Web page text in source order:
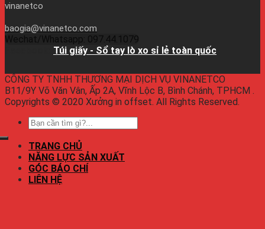
vinanetco
baogia@vinanetco.com
Wechat/Whatsapp: 097.44.1079
Túi giấy - Sổ tay lò xo sỉ lẻ toàn quốc
CÔNG TY TNHH THƯƠNG MẠI DỊCH VỤ VINANETCO
B11/9Y Võ Văn Vân, Ấp 2A, Vĩnh Lộc B, Bình Chánh, TPHCM .
Copyrights © 2020 Xưởng in offset. All Rights Reserved.
TRANG CHỦ
NĂNG LỰC SẢN XUẤT
GÓC BÁO CHÍ
LIÊN HỆ